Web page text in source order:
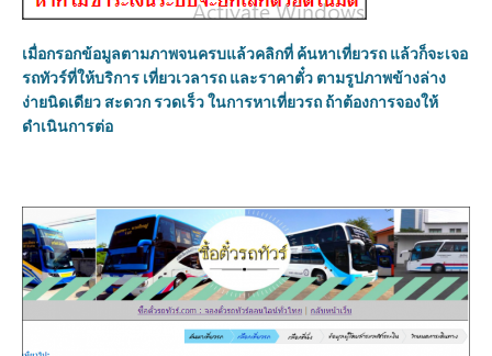
เมื่อกรอกข้อมูลตามภาพจนครบแล้วคลิกที่ ค้นหาเที่ยวรถ แล้วก็จะเจอ
รถทัวร์ที่ให้บริการ เที่ยวเวลารถ และราคาตั๋ว ตามรูปภาพข้างล่าง
ง่ายนิดเดียว สะดวก รวดเร็ว ในการหาเที่ยวรถ ถ้าต้องการจองให้
ดำเนินการต่อ